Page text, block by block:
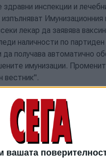
вашата
инспекции и
Имунизационния
лекар да заявява
наличности по
да получава автоматично
имунизации.
вестник".